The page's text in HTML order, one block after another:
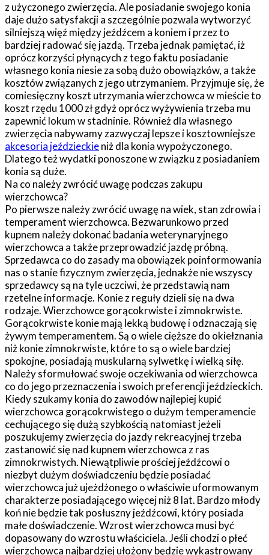
z użyczonego zwierzęcia. Ale posiadanie swojego konia
daje dużo satysfakcji a szczególnie pozwala wytworzyć
silniejszą więź między jeźdźcem a koniem i przez to
bardziej radować się jazdą. Trzeba jednak pamiętać, iż
oprócz korzyści płynących z tego faktu posiadanie
własnego konia niesie za sobą dużo obowiązków, a także
kosztów związanych z jego utrzymaniem. Przyjmuje się, że
comiesięczny koszt utrzymania wierzchowca w mieście to
koszt rzędu 1000 zł gdyż oprócz wyżywienia trzeba mu
zapewnić lokum w stadninie. Również dla własnego
zwierzęcia nabywamy zazwyczaj lepsze i kosztowniejsze
akcesoria jeździeckieniż dla konia wypożyczonego.
Dlatego też wydatki ponoszone w związku z posiadaniem
konia są duże.
Na co należy zwrócić uwagę podczas zakupu
wierzchowca?
Po pierwsze należy zwrócić uwagę na wiek, stan zdrowia i
temperament wierzchowca. Bezwarunkowo przed
kupnem należy dokonać badania weterynaryjnego
wierzchowca a także przeprowadzić jazdę próbną.
Sprzedawca co do zasady ma obowiązek poinformowania
nas o stanie fizycznym zwierzęcia, jednakże nie wszyscy
sprzedawcy są na tyle uczciwi, że przedstawią nam
rzetelne informacje. Konie z reguły dzieli się na dwa
rodzaje. Wierzchowce gorącokrwiste i zimnokrwiste.
Gorącokrwiste konie mają lekką budowę i odznaczają się
żywym temperamentem. Są o wiele cięższe do okiełznania
niż konie zimnokrwiste, które to są o wiele bardziej
spokojne, posiadają muskularną sylwetkę i wielką siłę.
Należy sformułować swoje oczekiwania od wierzchowca
co do jego przeznaczenia i swoich preferencji jeździeckich.
Kiedy szukamy konia do zawodów najlepiej kupić
wierzchowca gorącokrwistego o dużym temperamencie
cechującego się dużą szybkością natomiast jeżeli
poszukujemy zwierzęcia do jazdy rekreacyjnej trzeba
zastanowić się nad kupnem wierzchowca z ras
zimnokrwistych. Niewątpliwie prościej jeźdźcowi o
niezbyt dużym doświadczeniu będzie posiadać
wierzchowca już ujeżdżonego o właściwie uformowanym
charakterze posiadającego więcej niż 8 lat. Bardzo młody
koń nie będzie tak posłuszny jeźdźcowi, który posiada
małe doświadczenie. Wzrost wierzchowca musi być
dopasowany do wzrostu właściciela. Jeśli chodzi o płeć
wierzchowca najbardziej ułożony będzie wykastrowany